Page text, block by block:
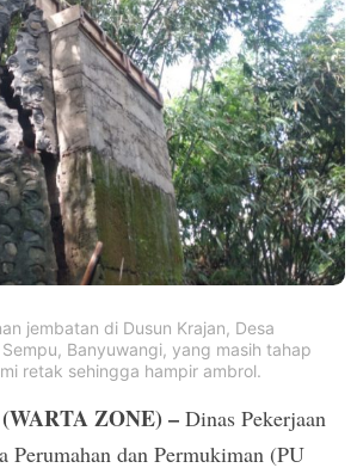
jembatan di Dusun Krajan, Desa
Banyuwangi, yang masih tahap
retak sehingga hampir ambrol.
ZONE) – Dinas Pekerjaan
Perumahan dan Permukiman (PU